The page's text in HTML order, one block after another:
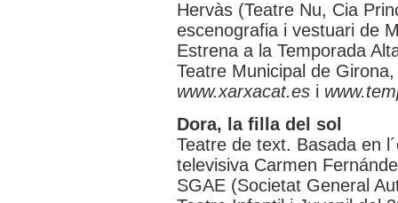
Hervàs (Teatre Nu, Cia
escenografia i vestuari de
Estrena a la Temporada
Teatre Municipal de
www.xarxacat.esi
Dora, la filla del sol
Teatre de text. Basada en
televisiva Carmen
SGAE (Societat General